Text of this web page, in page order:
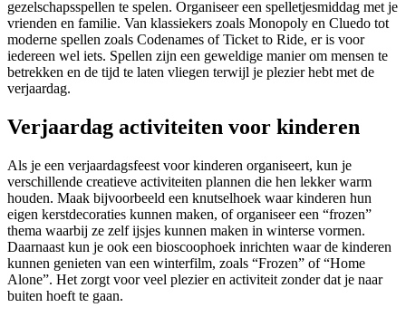
gezelschapsspellen te spelen. Organiseer een spelletjesmiddag met je
vrienden en familie. Van klassiekers zoals Monopoly en Cluedo tot
moderne spellen zoals Codenames of Ticket to Ride, er is voor
iedereen wel iets. Spellen zijn een geweldige manier om mensen te
betrekken en de tijd te laten vliegen terwijl je plezier hebt met de
verjaardag.
Verjaardag activiteiten voor kinderen
Als je een verjaardagsfeest voor kinderen organiseert, kun je
verschillende creatieve activiteiten plannen die hen lekker warm
houden. Maak bijvoorbeeld een knutselhoek waar kinderen hun
eigen kerstdecoraties kunnen maken, of organiseer een “frozen”
thema waarbij ze zelf ijsjes kunnen maken in winterse vormen.
Daarnaast kun je ook een bioscoophoek inrichten waar de kinderen
kunnen genieten van een winterfilm, zoals “Frozen” of “Home
Alone”. Het zorgt voor veel plezier en activiteit zonder dat je naar
buiten hoeft te gaan.